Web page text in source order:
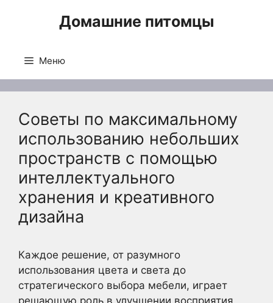
Домашние питомцы
Меню
Советы по максимальному
использованию небольших
пространств с помощью
интеллектуального
хранения и креативного
дизайна
Каждое решение, от разумного
использования цвета и света до
стратегического выбора мебели, играет
решающую роль в улучшении восприятия